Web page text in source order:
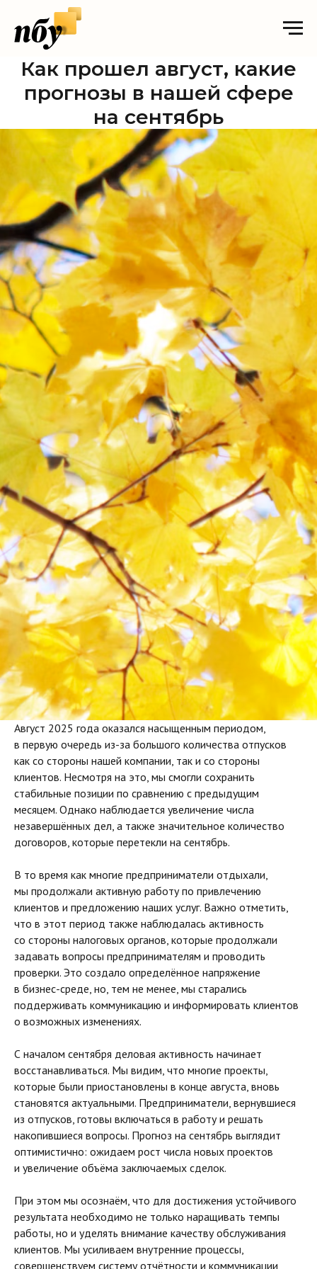
Как прошел август, какие
прогнозы в нашей сфере
на сентябрь
Август 2025 года оказался насыщенным периодом,
в первую очередь из-за большого количества отпусков
как со стороны нашей компании, так и со стороны
клиентов. Несмотря на это, мы смогли сохранить
стабильные позиции по сравнению с предыдущим
месяцем. Однако наблюдается увеличение числа
незавершённых дел, а также значительное количество
договоров, которые перетекли на сентябрь.
В то время как многие предприниматели отдыхали,
мы продолжали активную работу по привлечению
клиентов и предложению наших услуг. Важно отметить,
что в этот период также наблюдалась активность
со стороны налоговых органов, которые продолжали
задавать вопросы предпринимателям и проводить
проверки. Это создало определённое напряжение
в бизнес-среде, но, тем не менее, мы старались
поддерживать коммуникацию и информировать клиентов
о возможных изменениях.
С началом сентября деловая активность начинает
восстанавливаться. Мы видим, что многие проекты,
которые были приостановлены в конце августа, вновь
становятся актуальными. Предприниматели, вернувшиеся
из отпусков, готовы включаться в работу и решать
накопившиеся вопросы. Прогноз на сентябрь выглядит
оптимистично: ожидаем рост числа новых проектов
и увеличение объёма заключаемых сделок.
При этом мы осознаём, что для достижения устойчивого
результата необходимо не только наращивать темпы
работы, но и уделять внимание качеству обслуживания
клиентов. Мы усиливаем внутренние процессы,
совершенствуем систему отчётности и коммуникации,